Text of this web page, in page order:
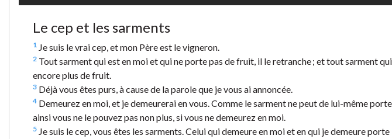
Le cep et les sarments
1 Je suis le vrai cep, et mon Père est le vigneron.
2 Tout sarment qui est en moi et qui ne porte pas de fruit, il le retranche ; et tout sarment
encore plus de fruit.
3 Déjà vous êtes purs, à cause de la parole que je vous ai annoncée.
4 Demeurez en moi, et je demeurerai en vous. Comme le sarment ne peut de lui-même
ainsi vous ne le pouvez pas non plus, si vous ne demeurez en moi.
5 Je suis le cep, vous êtes les sarments. Celui qui demeure en moi et en qui je demeure